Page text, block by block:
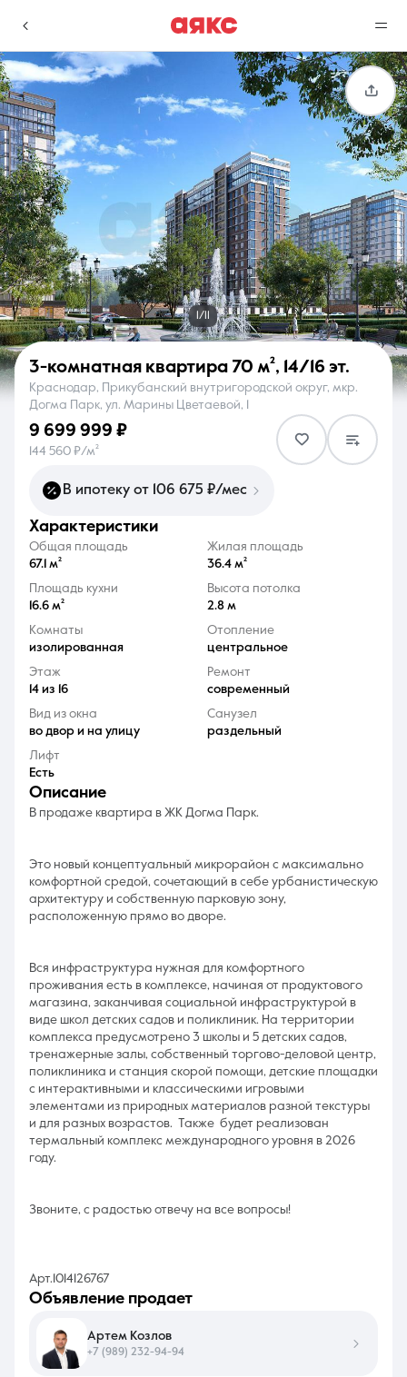
г. Краснодар
Избранное
0 объявлений
Сравнение
0 объявлений
Недвижимость Услуги
О компании Контакты
8 (861) 297-00-00
Ежедневно с 08:30 до 20:00
1/11
3-комнатная квартира 70 м², 14/16 эт.
Краснодар, Прикубанский внутригородской округ, мкр.
Догма Парк, ул. Марины Цветаевой, 1
9 699 999 ₽
144 560 ₽/м²
В ипотеку от 106 675 ₽/мес
характеристики
Общая площадь
67.1 м²
Жилая площадь
36.4 м²
Площадь кухни
16.6 м²
Высота потолка
2.8 м
Комнаты
изолированная
Отопление
центральное
Этаж
14 из 16
Ремонт
современный
Вид из окна
во двор и на улицу
Санузел
раздельный
Лифт
Есть
описание
В продаже квартира в ЖК Догма Парк.
Это новый концептуальный микрорайон с максимально
комфортной средой, сочетающий в себе урбанистическую
архитектуру и собственную парковую зону,
расположенную прямо во дворе.
Вся инфраструктура нужная для комфортного
проживания есть в комплексе, начиная от продуктового
магазина, заканчивая социальной инфраструктурой в
виде школ детских садов и поликлиник. На территории
комплекса предусмотрено 3 школы и 5 детских садов,
тренажерные залы, собственный торгово-деловой центр,
поликлиника и станция скорой помощи, детские площадки
с интерактивными и классическими игровыми
элементами из природных материалов разной текстуры
и для разных возрастов. Также будет реализован
термальный комплекс международного уровня в 2026
году.
Звоните, с радостью отвечу на все вопросы!
Арт.1014126767
объявление продает
Артем Козлов
+7 (989) 232-94-94